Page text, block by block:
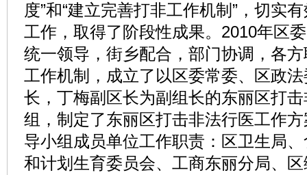
度”和“建立完善打非工作机制”，切实
工作，取得了阶段性成果。2010年区
统一领导，街乡配合，部门协调，各
工作机制，成立了以区委常委、区政
长，丁梅副区长为副组长的东丽区打
组，制定了东丽区打击非法行医工作
导小组成员单位工作职责：区卫生局
和计划生育委员会、工商东丽分局、